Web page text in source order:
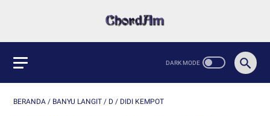
BERANDA / BANYU LANGIT / D / DIDI KEMPOT